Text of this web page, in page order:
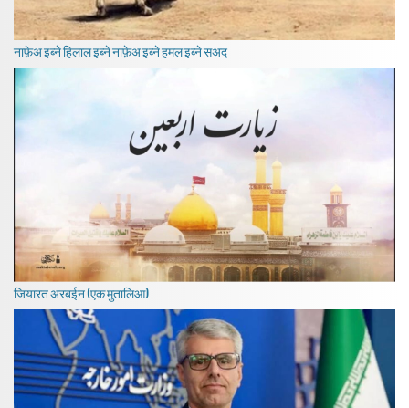
नाफ़ेअ इब्ने हिलाल इब्ने नाफ़ेअ इब्ने हमल इब्ने सअद
जियारत अरबईन (एक मुतालिआ)